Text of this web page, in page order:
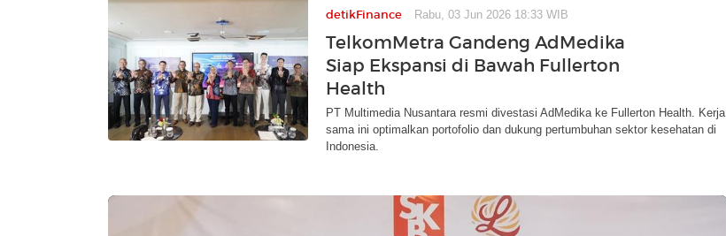
detikFinance Rabu, 03 Jun 2026 18:33 WIB
TelkomMetra Gandeng AdMedika
Siap Ekspansi di Bawah Fullerton
Health
PT Multimedia Nusantara resmi divestasi AdMedika ke Fullerton Health. Kerja
sama ini optimalkan portofolio dan dukung pertumbuhan sektor kesehatan di
Indonesia.